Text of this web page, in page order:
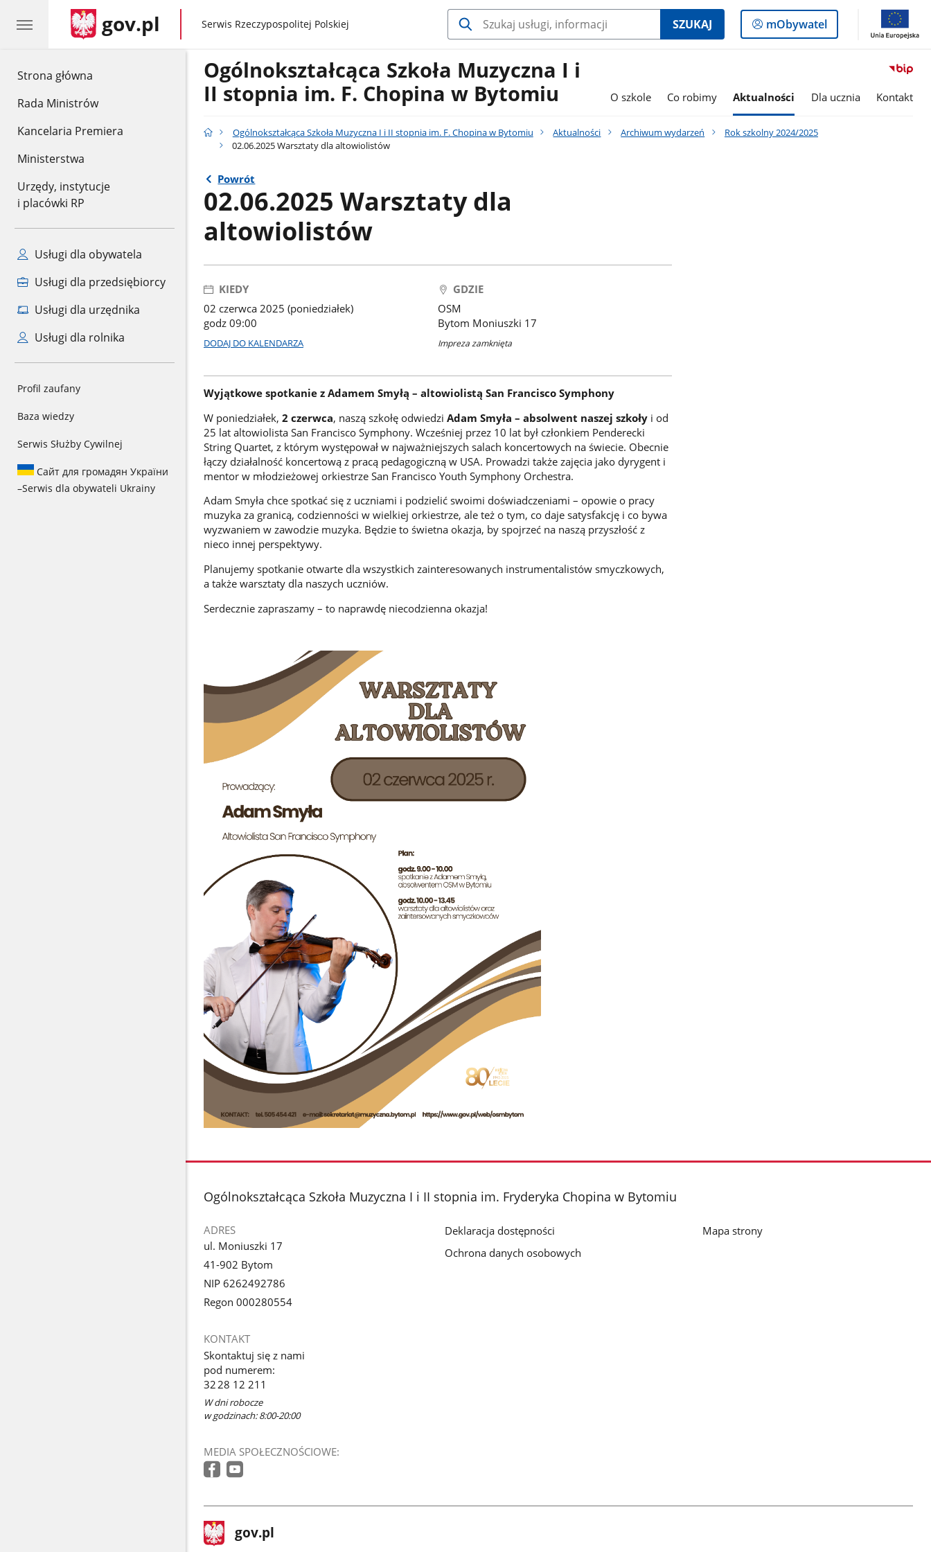
Strona główna
Rada Ministrów
Kancelaria Premiera
Ministerstwa
Urzędy, instytucje
i placówki RP
Usługi dla obywatela
Usługi dla przedsiębiorcy
Usługi dla urzędnika
Usługi dla rolnika
Profil zaufany
Baza wiedzy
Serwis Służby Cywilnej
Сайт для громадян України
–Serwis dla obywateli Ukrainy
gov.pl gov.pl
Serwis Rzeczypospolitej Polskiej SZUKAJ
Logowanie
do
mObywatel
Ogólnokształcąca Szkoła Muzyczna I i
II stopnia im. F. Chopina w Bytomiu
O szkole Co robimy Aktualności Dla ucznia Kontakt
Ogólnokształcąca Szkoła Muzyczna I i II stopnia im. F. Chopina w Bytomiu Aktualności Archiwum wydarzeń
Rok szkolny 2024/2025
02.06.2025 Warsztaty dla altowiolistów
Powrót
02.06.2025 Warsztaty dla
altowiolistów
KIEDY
02 czerwca 2025 (poniedziałek)
godz 09:00
DODAJ DO KALENDARZA
GDZIE
OSM
Bytom Moniuszki 17
Impreza zamknięta
Wyjątkowe spotkanie z Adamem Smyłą – altowiolistą San Francisco Symphony
W poniedziałek, 2 czerwca, naszą szkołę odwiedzi Adam Smyła – absolwent naszej szkołyi od
25 lat altowiolista San Francisco Symphony. Wcześniej przez 10 lat był członkiem Penderecki
String Quartet, z którym występował w najważniejszych salach koncertowych na świecie. Obecnie
łączy działalność koncertową z pracą pedagogiczną w USA. Prowadzi także zajęcia jako dyrygent i
mentor w młodzieżowej orkiestrze San Francisco Youth Symphony Orchestra.
Adam Smyła chce spotkać się z uczniami i podzielić swoimi doświadczeniami – opowie o pracy
muzyka za granicą, codzienności w wielkiej orkiestrze, ale też o tym, co daje satysfakcję i co bywa
wyzwaniem w zawodzie muzyka. Będzie to świetna okazja, by spojrzeć na naszą przyszłość z
nieco innej perspektywy.
Planujemy spotkanie otwarte dla wszystkich zainteresowanych instrumentalistów smyczkowych,
a także warsztaty dla naszych uczniów.
Serdecznie zapraszamy – to naprawdę niecodzienna okazja!
stopka
Ogólnokształcąca Szkoła Muzyczna I i II stopnia im. Fryderyka Chopina w Bytomiu
ADRES
ul. Moniuszki 17
41-902 Bytom
NIP 6262492786
Regon 000280554
KONTAKT
Skontaktuj się z nami
pod numerem:
32 28 12 211
W dni robocze
w godzinach: 8:00-20:00
MEDIA SPOŁECZNOŚCIOWE:
Deklaracja dostępności
Ochrona danych osobowych
Mapa strony
stopka
gov.pl Strona
gov.pl